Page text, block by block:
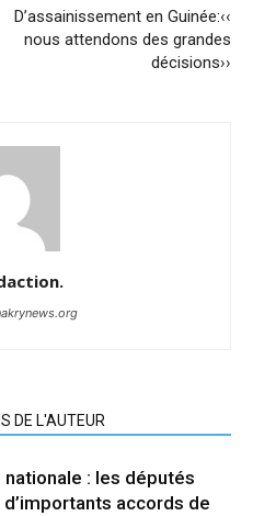
D’assainissement en Guinée:‹‹
nous attendons des grandes
décisions››
DE L'AUTEUR
: les députés
accords de